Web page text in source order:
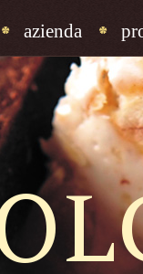
azienda